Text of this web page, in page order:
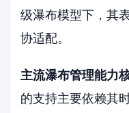
级瀑布模型下，其
协适配。
主流瀑布管理能力
的支持主要依赖其